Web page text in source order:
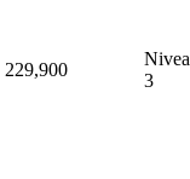
229,900
3